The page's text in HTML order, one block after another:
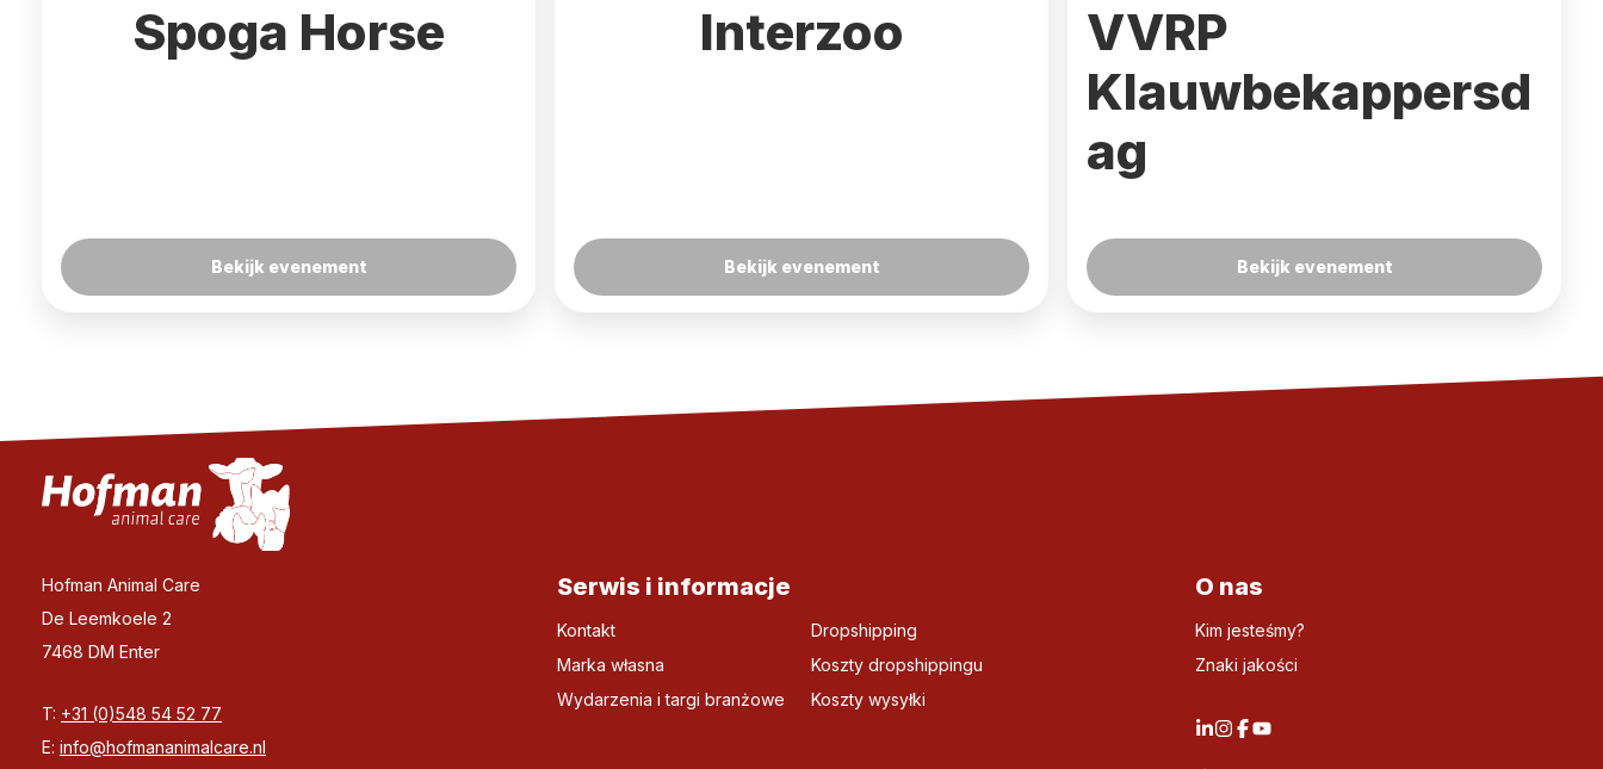
Spoga Horse
Bekijk evenement
Interzoo
Bekijk evenement
VVRP
Klauwbekappersd
ag
Bekijk evenement
Hofman Animal Care
De Leemkoele 2
7468 DM Enter
T: +31 (0)548 54 52 77
E: info@hofmananimalcare.nl
Serwis i informacje
Kontakt
Marka własna
Wydarzenia i targi branżowe
Dropshipping
Koszty dropshippingu
Koszty wysyłki
O nas
Kim jesteśmy?
Znaki jakości